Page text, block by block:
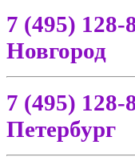
7 (495) 128-
Новгород
7 (495) 128-
Петербург